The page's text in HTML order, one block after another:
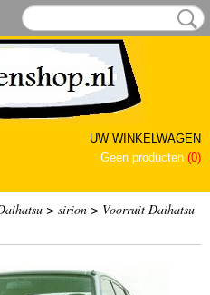
UW WINKELWAGEN
Geen producten (0)
> sirion > Voorruit Daihatsu